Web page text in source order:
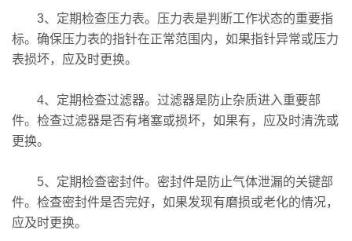
3、定期检查压力表。压力表是判断工作状态的重要指
标。确保压力表的指针在正常范围内，如果指针异常或压力
表损坏，应及时更换。
4、定期检查过滤器。过滤器是防止杂质进入重要部
件。检查过滤器是否有堵塞或损坏，如果有，应及时清洗或
更换。
5、定期检查密封件。密封件是防止气体泄漏的关键部
件。检查密封件是否完好，如果发现有磨损或老化的情况，
应及时更换。